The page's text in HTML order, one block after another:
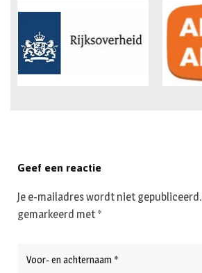
Geef een reactie
Je e-mailadres wordt niet gepubliceerd.
gemarkeerd met *